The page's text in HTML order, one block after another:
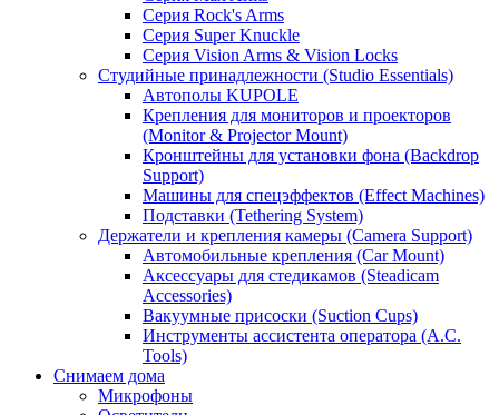
Серия Rock's Arms
Серия Super Knuckle
Серия Vision Arms & Vision Locks
Студийные принадлежности (Studio Essentials)
Автополы KUPOLE
Крепления для мониторов и проекторов
(Monitor & Projector Mount)
Кронштейны для установки фона (Backdrop
Support)
Машины для спецэффектов (Effect Machines)
Подставки (Tethering System)
Держатели и крепления камеры (Camera Support)
Автомобильные крепления (Car Mount)
Аксессуары для стедикамов (Steadicam
Accessories)
Вакуумные присоски (Suction Cups)
Инструменты ассистента оператора (A.C.
Tools)
Снимаем дома
Микрофоны